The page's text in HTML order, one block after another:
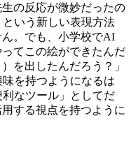
の反応が微妙だったの
いう新しい表現方法
。でも、小学校でAI
てこの絵ができたんだ
を出したんだろう？」
を持つようになるは
なツール」としてだ
する視点を持つように